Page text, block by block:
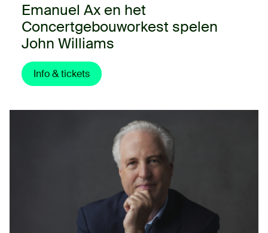
Emanuel Ax en het
Concertgebouworkest spelen
John Williams
Info & tickets